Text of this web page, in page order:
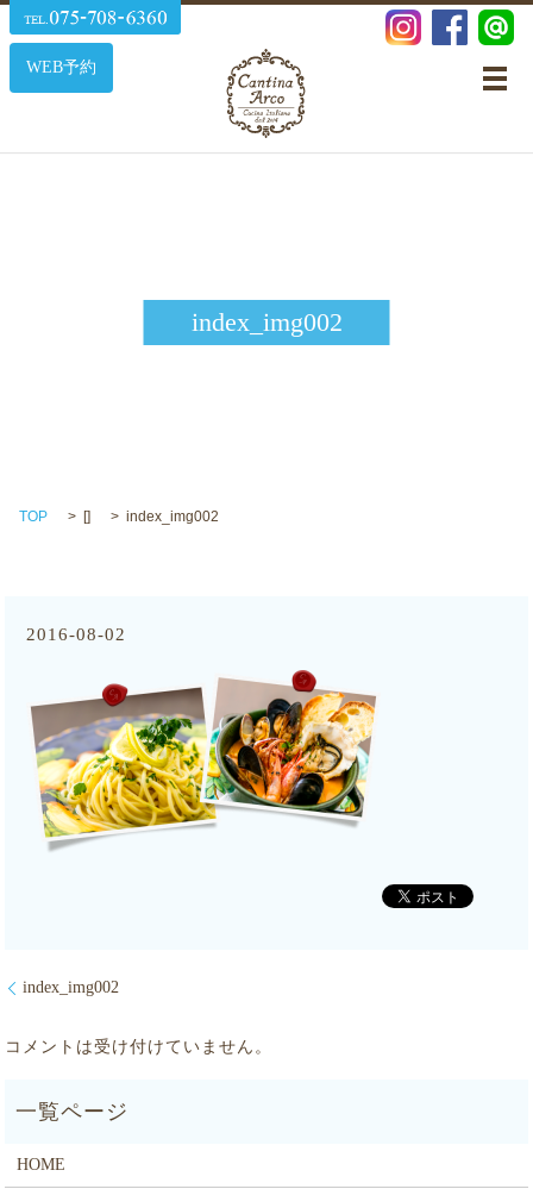
WEB予約
メ
index_img002
TOP [] index_img002
2016-08-02
index_img002
コメントは受け付けていません。
HOME